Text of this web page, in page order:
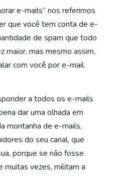
e-mails” nos referimos
que você tem conta de e-
de spam que todo
maior, mas mesmo assim,
com você por e-mail.
a todos os e-mails
dar uma olhada em
montanha de e-mails,
do seu canal, que
porque se não fosse
muitas vezes, militam a